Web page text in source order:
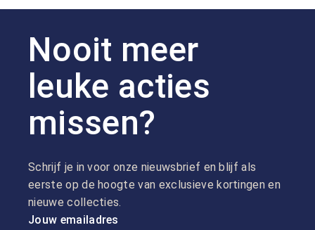
Nooit meer
leuke acties
missen?
Schrijf je in voor onze nieuwsbrief en blijf als
eerste op de hoogte van exclusieve kortingen en
nieuwe collecties.
Jouw emailadres